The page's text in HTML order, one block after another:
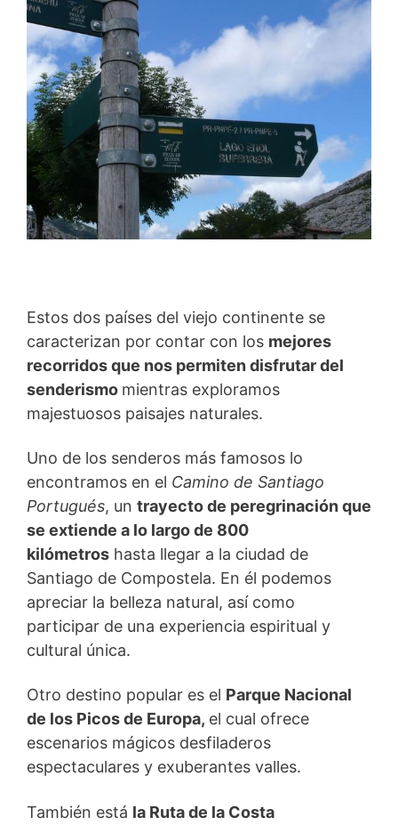
Estos dos países del viejo continente se
caracterizan por contar con los mejores
recorridos que nos permiten disfrutar del
senderismo mientras exploramos
majestuosos paisajes naturales.
Uno de los senderos más famosos lo
encontramos en el Camino de Santiago
Portugués, un trayecto de peregrinación que
se extiende a lo largo de 800
kilómetros hasta llegar a la ciudad de
Santiago de Compostela. En él podemos
apreciar la belleza natural, así como
participar de una experiencia espiritual y
cultural única.
Otro destino popular es el Parque Nacional
de los Picos de Europa, el cual ofrece
escenarios mágicos desfiladeros
espectaculares y exuberantes valles.
También está la Ruta de la Costa